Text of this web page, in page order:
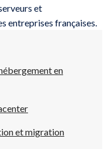
et
entreprises françaises.
en
et migration